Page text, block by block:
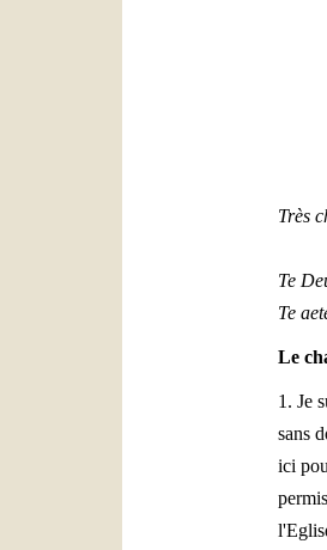
Très
Te
Te
Le
1. Je
sans
ici